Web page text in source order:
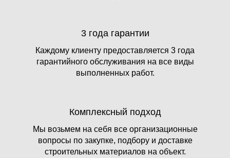
3 года гарантии
Каждому клиенту предоставляется 3 года
гарантийного обслуживания на все виды
выполненных работ.
Комплексный подход
Мы возьмем на себя все организационные
вопросы по закупке, подбору и доставке
строительных материалов на объект.